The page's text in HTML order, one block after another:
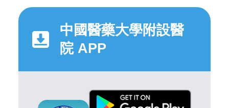
中國醫藥大學附設醫
院 APP